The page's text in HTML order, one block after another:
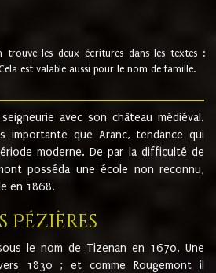
trouve les deux écritures dans les textes :
est valable aussi pour le nom de famille.
avec son château médiéval.
importante que Aranc, tendance qui
moderne. De par la difficulté de
posséda une école non reconnu,
en 1868.
Pézières
le nom de Tizenan en 1670. Une
1830 ; et comme Rougemont il